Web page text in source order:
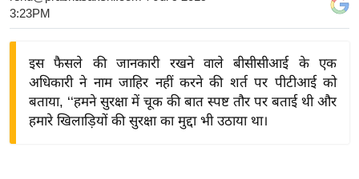
ज़
द्यो
3:23PM
इस फैसले की जानकारी रखने वाले बीसीसीआई के एक
अधिकारी ने नाम जाहिर नहीं करने की शर्त पर पीटीआई को
बताया, ‘‘हमने सुरक्षा में चूक की बात स्पष्ट तौर पर बताई थी और
हमारे खिलाड़ियों की सुरक्षा का मुद्दा भी उठाया था।